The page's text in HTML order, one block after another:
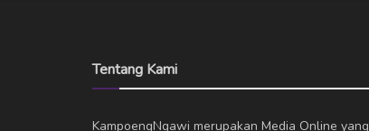
Tentang Kami
KampoengNgawi merupakan Media Online yang